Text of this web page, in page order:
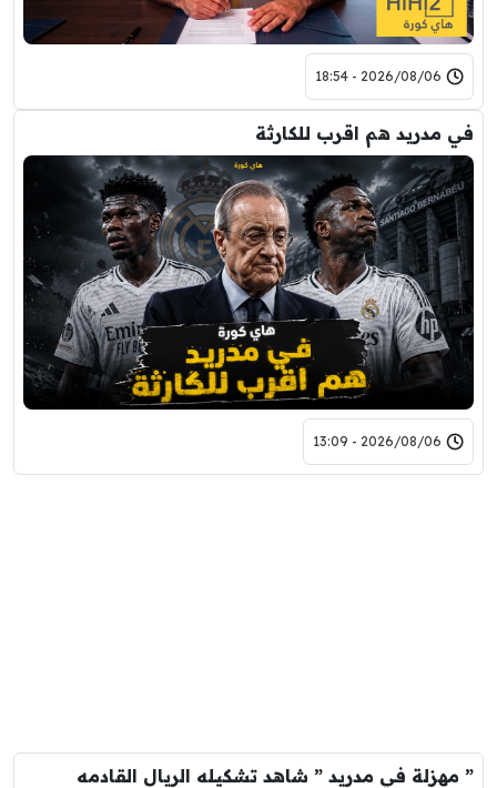
2026/08/06 - 18:54
في مدريد هم اقرب للكارثة
2026/08/06 - 13:09
” مهزلة في مدريد ” شاهد تشكيله الريال القادمه